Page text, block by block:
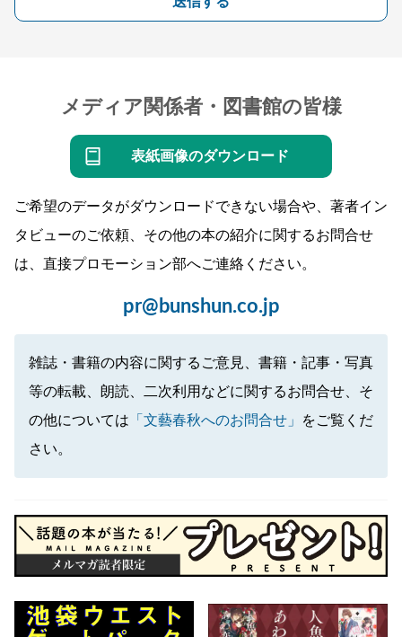
メディア関係者・図書館の皆様
表紙画像のダウンロード
ご希望のデータがダウンロードできない場合や、著者イン
タビューのご依頼、その他の本の紹介に関するお問合せ
は、直接プロモーション部へご連絡ください。
pr@bunshun.co.jp
雑誌・書籍の内容に関するご意見、書籍・記事・写真
等の転載、朗読、二次利用などに関するお問合せ、そ
の他については 「文藝春秋へのお問合せ」
をご覧くだ
さい。